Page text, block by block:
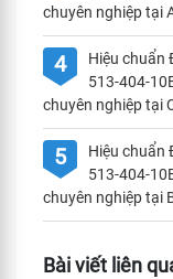
chuyên nghiệp tại
4
Hiệu chuẩn
513-404-
chuyên nghiệp tại
5
Hiệu chuẩn
513-404-
chuyên nghiệp tại
Bài viết liên